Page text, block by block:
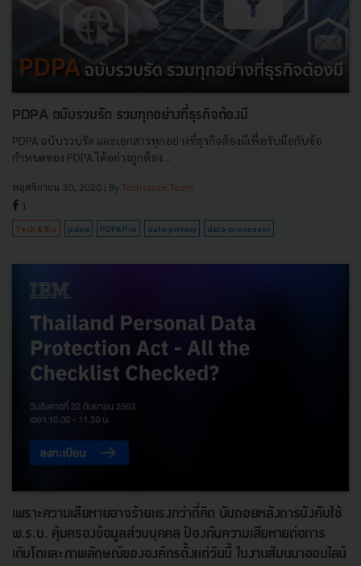
PDPA ฉบับรวบรัด รวมทุกอย่างที่ธุรกิจต้องมี
PDPA ฉบับรวบรัด และเอกสารทุกอย่างที่ธุรกิจต้องมีเพื่อรับมือกับข้อ
กำหนดของ PDPA ได้อย่างถูกต้อง...
พฤศจิกายน 30, 2020 | By Techsauce Team
1
Tech & Biz pdpa PDPA Pro data-privacy data-processor
เพราะความเสียหายอาจร้ายแรงกว่าที่คิด นับถอยหลังการบังคับใช้
พ.ร.บ. คุ้มครองข้อมูลส่วนบุคคล ป้องกันความเสียหายต่อการ
เติบโตและภาพลักษณ์ขององค์กรตั้งแต่วันนี้ ในงานสัมนนาออนไลน์